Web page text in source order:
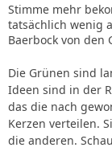
Stimme mehr
tatsächlich wenig
Baerbock von den
Die Grünen sind
Ideen sind in der
das die nach
Kerzen verteilen.
die anderen.